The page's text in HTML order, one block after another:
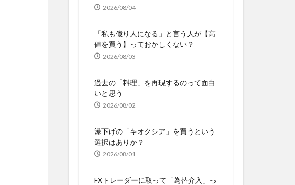
2026/08/04
「私も億り人になる」と言う人が【高
値を買う】っておかしくない？
2026/08/03
過去の「料理」を再現するのって面白
いと思う
2026/08/02
瀑下げの「キオクシア」を買うという
選択はありか？
2026/08/01
FXトレーダーに取って「為替介入」っ